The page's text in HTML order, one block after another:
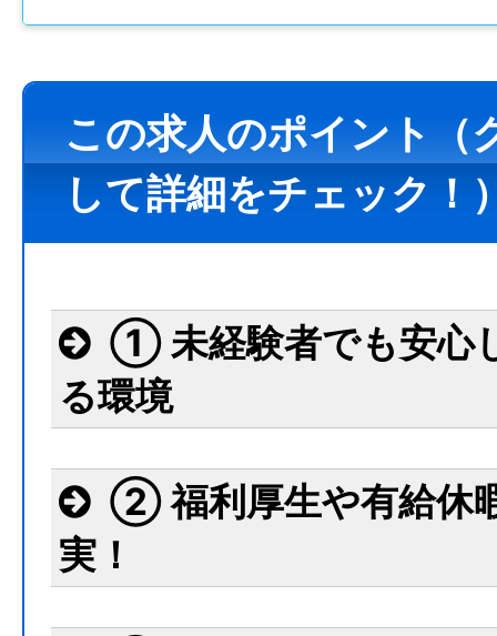
この求人のポイント（
して詳細をチェック！
① 未経験者でも安心
る環境
② 福利厚生や有給休
実！